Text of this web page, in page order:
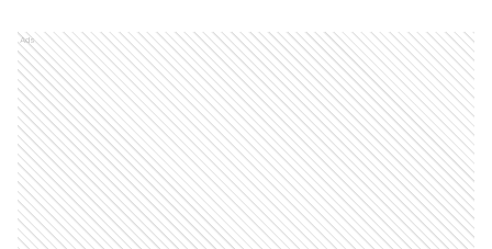
Ads